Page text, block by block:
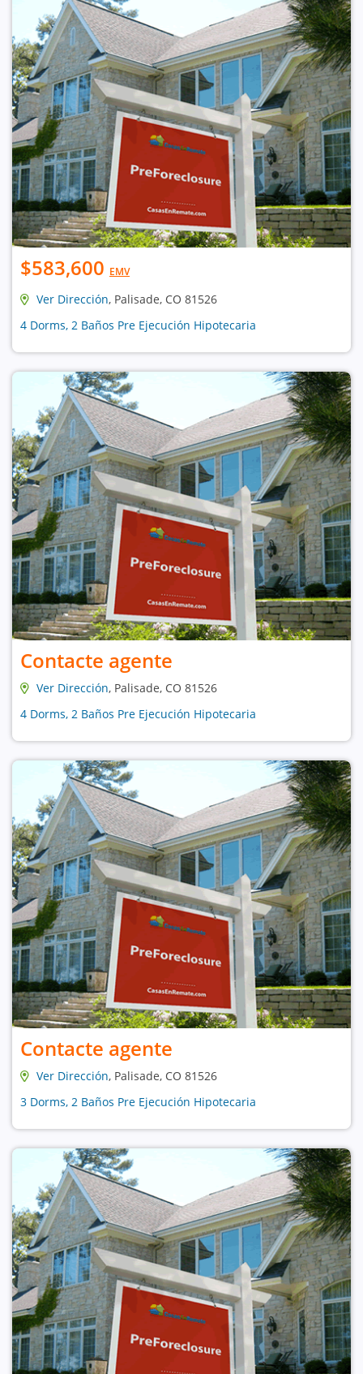
$583,600 EMV
Ver Dirección, Palisade, CO 81526
4 Dorms, 2 Baños Pre Ejecución Hipotecaria
Contacte agente
Ver Dirección, Palisade, CO 81526
4 Dorms, 2 Baños Pre Ejecución Hipotecaria
Contacte agente
Ver Dirección, Palisade, CO 81526
3 Dorms, 2 Baños Pre Ejecución Hipotecaria